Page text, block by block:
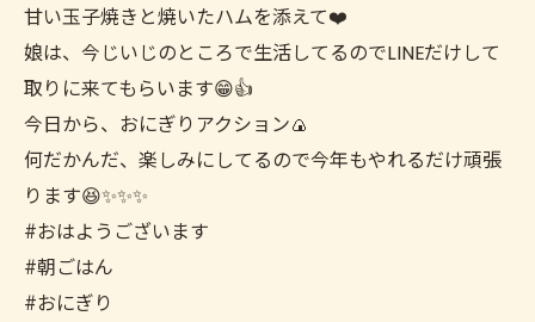
甘い玉子焼きと焼いたハムを添えて❤️
娘は、今じいじのところで生活してるのでLINEだけして
取りに来てもらいます😁👍
今日から、おにぎりアクション🍙
何だかんだ、楽しみにしてるので今年もやれるだけ頑張
ります😆✨✨✨
#おはようございます
#朝ごはん
#おにぎり